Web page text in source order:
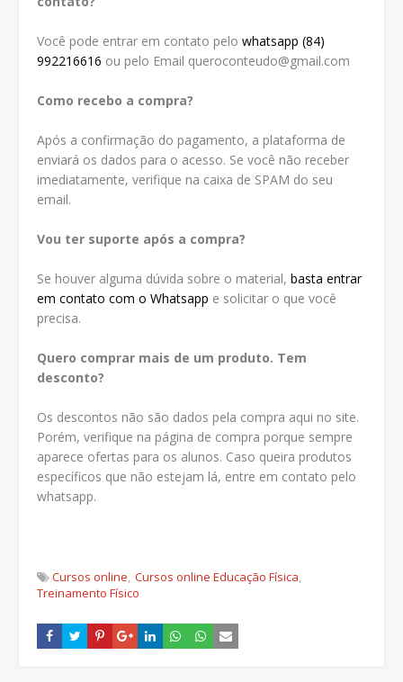
Você pode entrar em contato pelo whatsapp (84)
992216616 ou pelo Email queroconteudo@gmail.com
Como recebo a compra?
Após a confirmação do pagamento, a plataforma de
enviará os dados para o acesso. Se você não receber
imediatamente, verifique na caixa de SPAM do seu
email.
Vou ter suporte após a compra?
Se houver alguma dúvida sobre o material, basta entrar
em contato com o Whatsapp e solicitar o que você
precisa.
Quero comprar mais de um produto. Tem
desconto?
Os descontos não são dados pela compra aqui no site.
Porém, verifique na página de compra porque sempre
aparece ofertas para os alunos. Caso queira produtos
específicos que não estejam lá, entre em contato pelo
whatsapp.
Cursos online Cursos online Educação Física
Treinamento Físico